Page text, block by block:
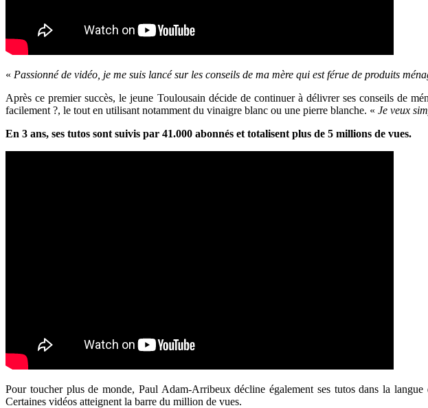
« Passionné de vidéo, je me suis lancé sur les conseils de ma mère qui est férue de produits
Après ce premier succès, le jeune Toulousain décide de continuer à délivrer ses conseils de
facilement ?, le tout en utilisant notamment du vinaigre blanc ou une pierre blanche. « Je veux
En 3 ans, ses tutos sont suivis par 41.000 abonnés et totalisent plus de 5 millions de vues.
Pour toucher plus de monde, Paul Adam-Arribeux décline également ses tutos dans la langue
Certaines vidéos atteignent la barre du million de vues.